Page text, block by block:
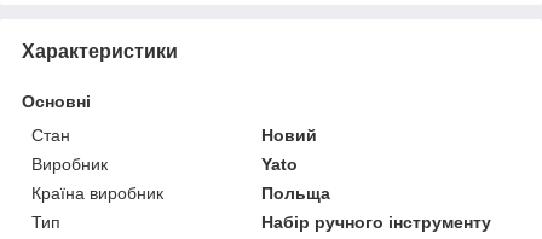
Характеристики
Основні
Стан
Новий
Виробник
Yato
Країна виробник
Польща
Тип
Набір ручного інструменту